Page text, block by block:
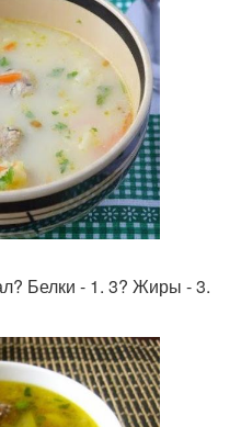
Белки - 1. 3? Жиры - 3.